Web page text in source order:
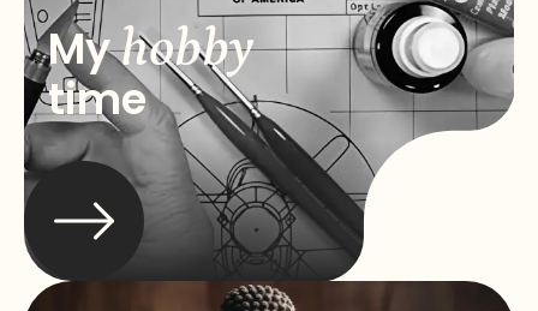
Myhobby
time